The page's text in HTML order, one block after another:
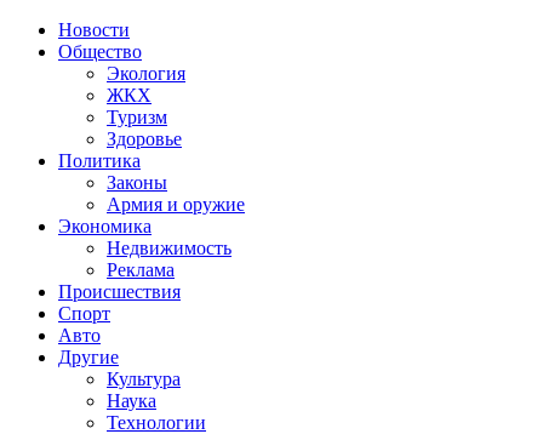
Новости
Общество
Экология
ЖКХ
Туризм
Здоровье
Политика
Законы
Армия и оружие
Экономика
Недвижимость
Реклама
Происшествия
Спорт
Авто
Другие
Культура
Наука
Технологии